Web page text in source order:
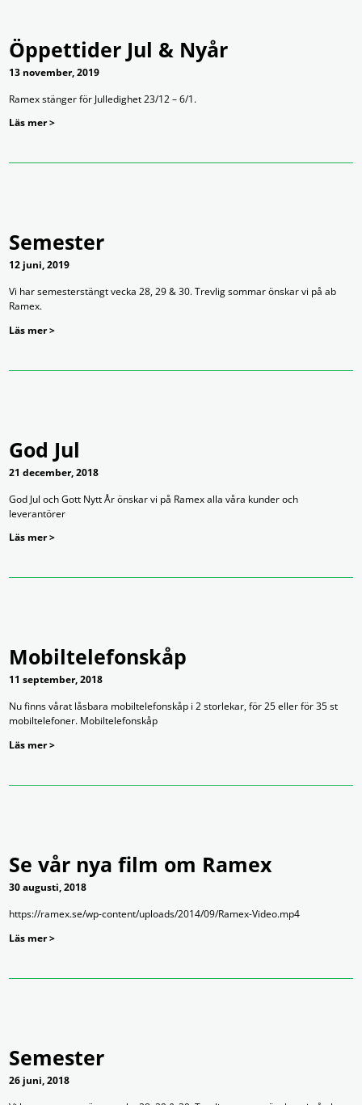
Öppettider Jul & Nyår
13 november, 2019
Ramex stänger för Julledighet 23/12 – 6/1.
Läs mer >
Semester
12 juni, 2019
Vi har semesterstängt vecka 28, 29 & 30. Trevlig sommar önskar vi på ab
Ramex.
Läs mer >
God Jul
21 december, 2018
God Jul och Gott Nytt År önskar vi på Ramex alla våra kunder och
leverantörer
Läs mer >
Mobiltelefonskåp
11 september, 2018
Nu finns vårat låsbara mobiltelefonskåp i 2 storlekar, för 25 eller för 35 st
mobiltelefoner. Mobiltelefonskåp
Läs mer >
Se vår nya film om Ramex
30 augusti, 2018
https://ramex.se/wp-content/uploads/2014/09/Ramex-Video.mp4
Läs mer >
Semester
26 juni, 2018